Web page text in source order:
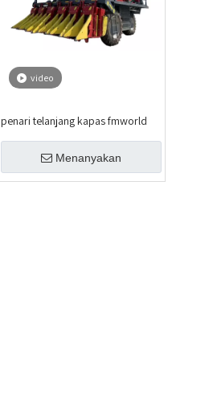
video
penari telanjang kapas fmworld
Menanyakan